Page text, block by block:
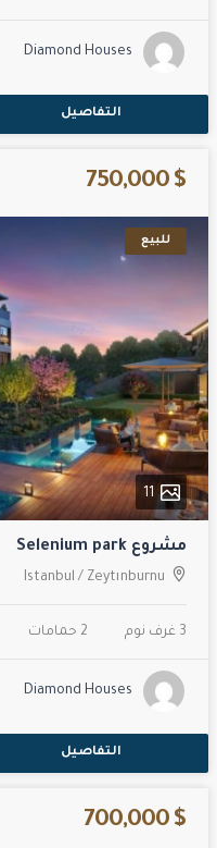
Diamond Houses
التفاصيل
$ 750,000
للبيع
11
مشروع Selenium park
Istanbul / Zeytınburnu
3 غرف نوم 2 حمامات
Diamond Houses
التفاصيل
$ 700,000